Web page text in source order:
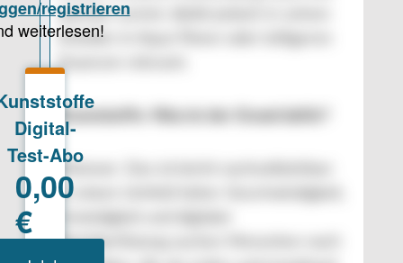
spürbar zurück, bleibt jedoch in seinen
Anteilen in Aqua-Tönen oder luftigeren
Nuancen relevant.
In einem Umfeld hoher Geschwindigkeit,
Reizüberflutung suchen Menschen nach